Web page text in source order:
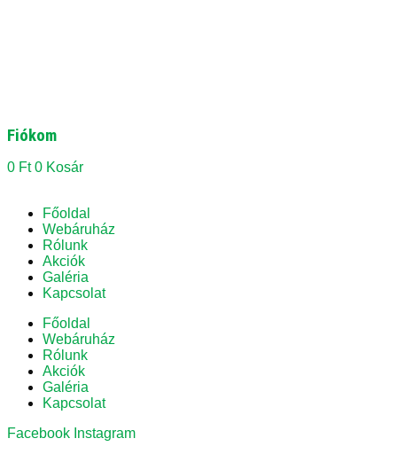
Fiókom
0 Ft 0 Kosár
Főoldal
Webáruház
Rólunk
Akciók
Galéria
Kapcsolat
Főoldal
Webáruház
Rólunk
Akciók
Galéria
Kapcsolat
Facebook Instagram